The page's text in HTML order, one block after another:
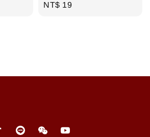
Regular
NT$ 19